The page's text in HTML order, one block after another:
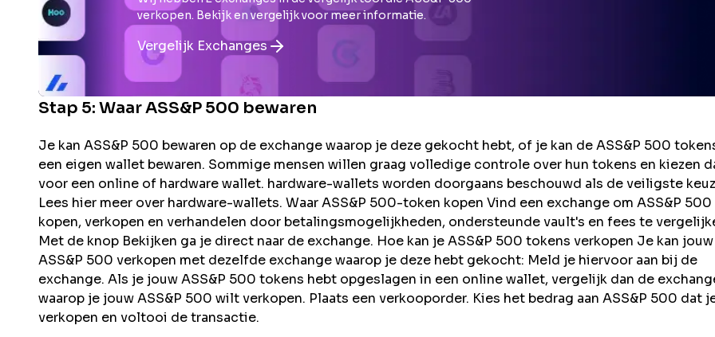
verkopen. Bekijk en vergelijk voor meer informatie.
Vergelijk Exchanges
Stap 5: WaarASS&P 500 bewaren
Je kan ASS&P 500 bewaren op de exchange waarop je deze gekocht hebt, of je kan de ASS&P 500
een eigen wallet bewaren. Sommige mensen willen graag volledige controle over hun tokens en kiezen
voor een online of hardware wallet. hardware-wallets worden doorgaans beschouwd als de veiligste
Lees hier meer over hardware-wallets. Waar ASS&P 500-token kopen Vind een exchange om ASS&P
kopen, verkopen en verhandelen door betalingsmogelijkheden, ondersteunde vault's en fees te
Met de knop Bekijken ga je direct naar de exchange. Hoe kan je ASS&P 500 tokens verkopen Je kan jouw
ASS&P 500 verkopen met dezelfde exchange waarop je deze hebt gekocht: Meld je hiervoor aan bij de
exchange. Als je jouw ASS&P 500 tokens hebt opgeslagen in een online wallet, vergelijk dan de
waarop je jouw ASS&P 500 wilt verkopen. Plaats een verkooporder. Kies het bedrag aan ASS&P 500 dat
verkopen en voltooi de transactie.